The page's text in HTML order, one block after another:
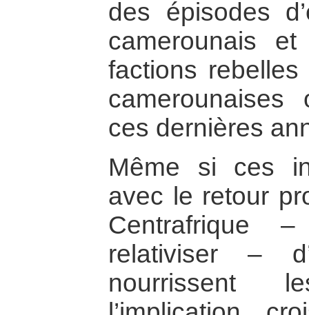
des épisodes
camerounais et
factions
ces dernières
Même si ces
avec le retour
Centrafrique
relativiser –
nourrissent